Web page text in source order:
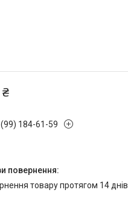
184-61-59
товару протягом 14 днів